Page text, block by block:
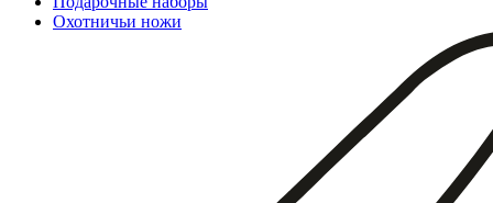
Охотничьи ножи